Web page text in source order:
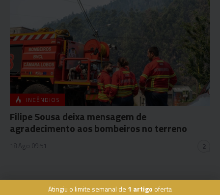
Atingiu o limite semanal de 1 artigo oferta
INCÊNDIOS
Filipe Sousa deixa mensagem de
agradecimento aos bombeiros no terreno
18 Ago 09:51 2